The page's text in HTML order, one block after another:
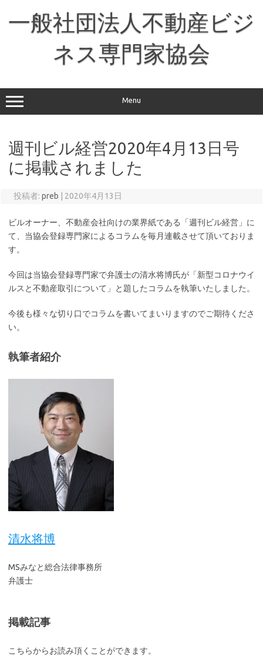
一般社団法人不動産ビジ
ネス専門家協会
Menu
週刊ビル経営2020年4月13日号
に掲載されました
投稿者: preb 2020年4月13日
ビルオーナー、不動産会社向けの業界紙である「週刊ビル経営」に
て、当協会登録専門家によるコラムを毎月連載させて頂いておりま
す。
今回は当協会登録専門家で弁護士の清水将博氏が「新型コロナウイ
ルスと不動産取引について」と題したコラムを執筆いたしました。
今後も様々な切り口でコラムを書いてまいりますのでご期待くださ
い。
執筆者紹介
清水将博
MSみなと総合法律事務所
弁護士
掲載記事
こちらからお読み頂くことができます。